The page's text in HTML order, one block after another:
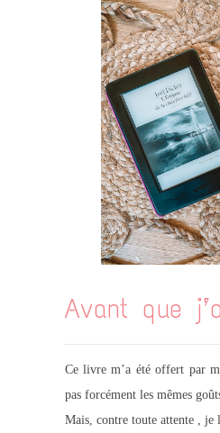
Avant que
Ce livre m’a été offert par
pas forcément les mêmes
Mais, contre toute attente , je